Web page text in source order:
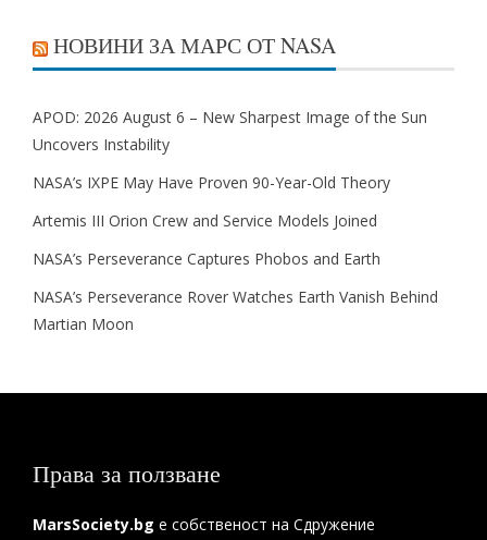
НОВИНИ ЗА МАРС ОТ NASA
APOD: 2026 August 6 – New Sharpest Image of the Sun
Uncovers Instability
NASA’s IXPE May Have Proven 90-Year-Old Theory
Artemis III Orion Crew and Service Models Joined
NASA’s Perseverance Captures Phobos and Earth
NASA’s Perseverance Rover Watches Earth Vanish Behind
Martian Moon
Права за ползване
MarsSociety.bg е собственост на Сдружение